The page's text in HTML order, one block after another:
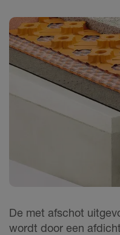
De met afschot
wordt door een